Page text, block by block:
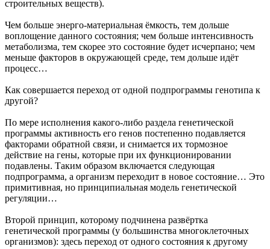
строительных веществ).
Чем больше энерго-материальная ёмкость, тем дольше
воплощение данного состояния; чем больше интенсивность
метаболизма, тем скорее это состояние будет исчерпано; чем
меньше факторов в окружающей среде, тем дольше идёт
процесс…
Как совершается переход от одной подпрограммы генотипа к
другой?
По мере исполнения какого-либо раздела генетической
программы активность его генов постепенно подавляется
факторами обратной связи, и снимается их тормозное
действие на гены, которые при их функционировании
подавлены. Таким образом включается следующая
подпрограмма, а организм переходит в новое состояние… Это
примитивная, но принципиальная модель генетической
регуляции…
Второй принцип, которому подчинена развёртка
генетической программы (у большинства многоклеточных
организмов): здесь переход от одного состояния к другому